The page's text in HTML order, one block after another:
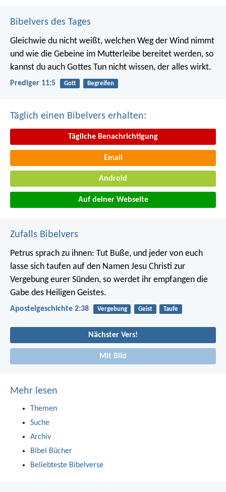
Bibelvers des Tages
Gleichwie du nicht weißt, welchen Weg der Wind nimmt
und wie die Gebeine im Mutterleibe bereitet werden, so
kannst du auch Gottes Tun nicht wissen, der alles wirkt.
Prediger 11:5 Gott Begreifen
Täglich einen Bibelvers erhalten:
Tägliche Benachrichtigung
Email
Android
Auf deiner Webseite
Zufalls Bibelvers
Petrus sprach zu ihnen: Tut Buße, und jeder von euch
lasse sich taufen auf den Namen Jesu Christi zur
Vergebung eurer Sünden, so werdet ihr empfangen die
Gabe des Heiligen Geistes.
Apostelgeschichte 2:38 Vergebung Geist Taufe
Nächster Vers!
Mit Bild
Mehr lesen
Themen
Suche
Archiv
Bibel Bücher
Beliebteste Bibelverse